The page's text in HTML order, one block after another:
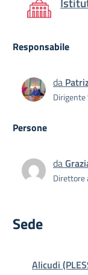
Responsabile
da
Dirigente
Persone
da
Sede
Alicudi